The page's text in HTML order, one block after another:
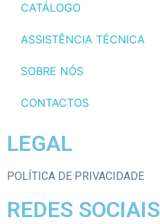
CATÁLOGO
ASSISTÊNCIA TÉCNICA
SOBRE NÓS
CONTACTOS
LEGAL
POLÍTICA DE PRIVACIDADE
REDES SOCIAIS